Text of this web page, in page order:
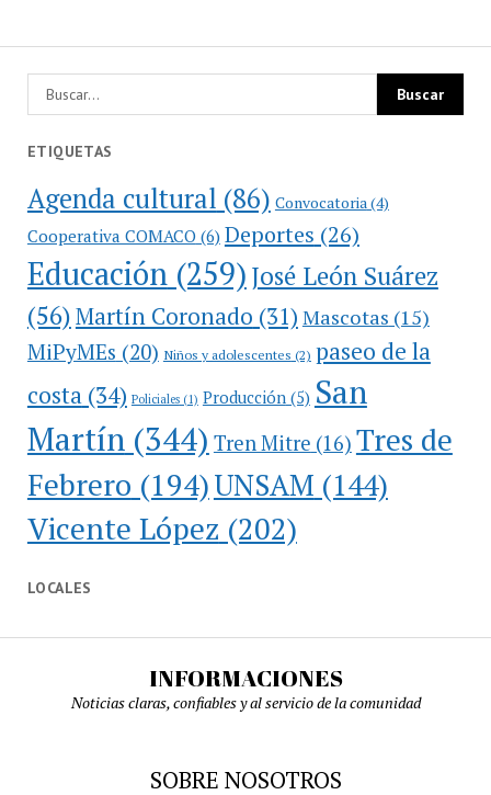
ETIQUETAS
Agenda cultural (86) Convocatoria (4)
Cooperativa COMACO(6) Deportes (26)
Educación(259)José León Suárez
(56)Martín Coronado (31) Mascotas (15)
MiPyMEs (20) Niños y adolescentes (2) paseo de la
costa(34) Policiales(1) Producción(5) San
Martín(344) Tren Mitre (16) Tres de
Febrero (194)UNSAM (144)
Vicente López (202)
LOCALES
INFORMACIONES
Noticias claras, confiables y al servicio de la comunidad
SOBRE NOSOTROS